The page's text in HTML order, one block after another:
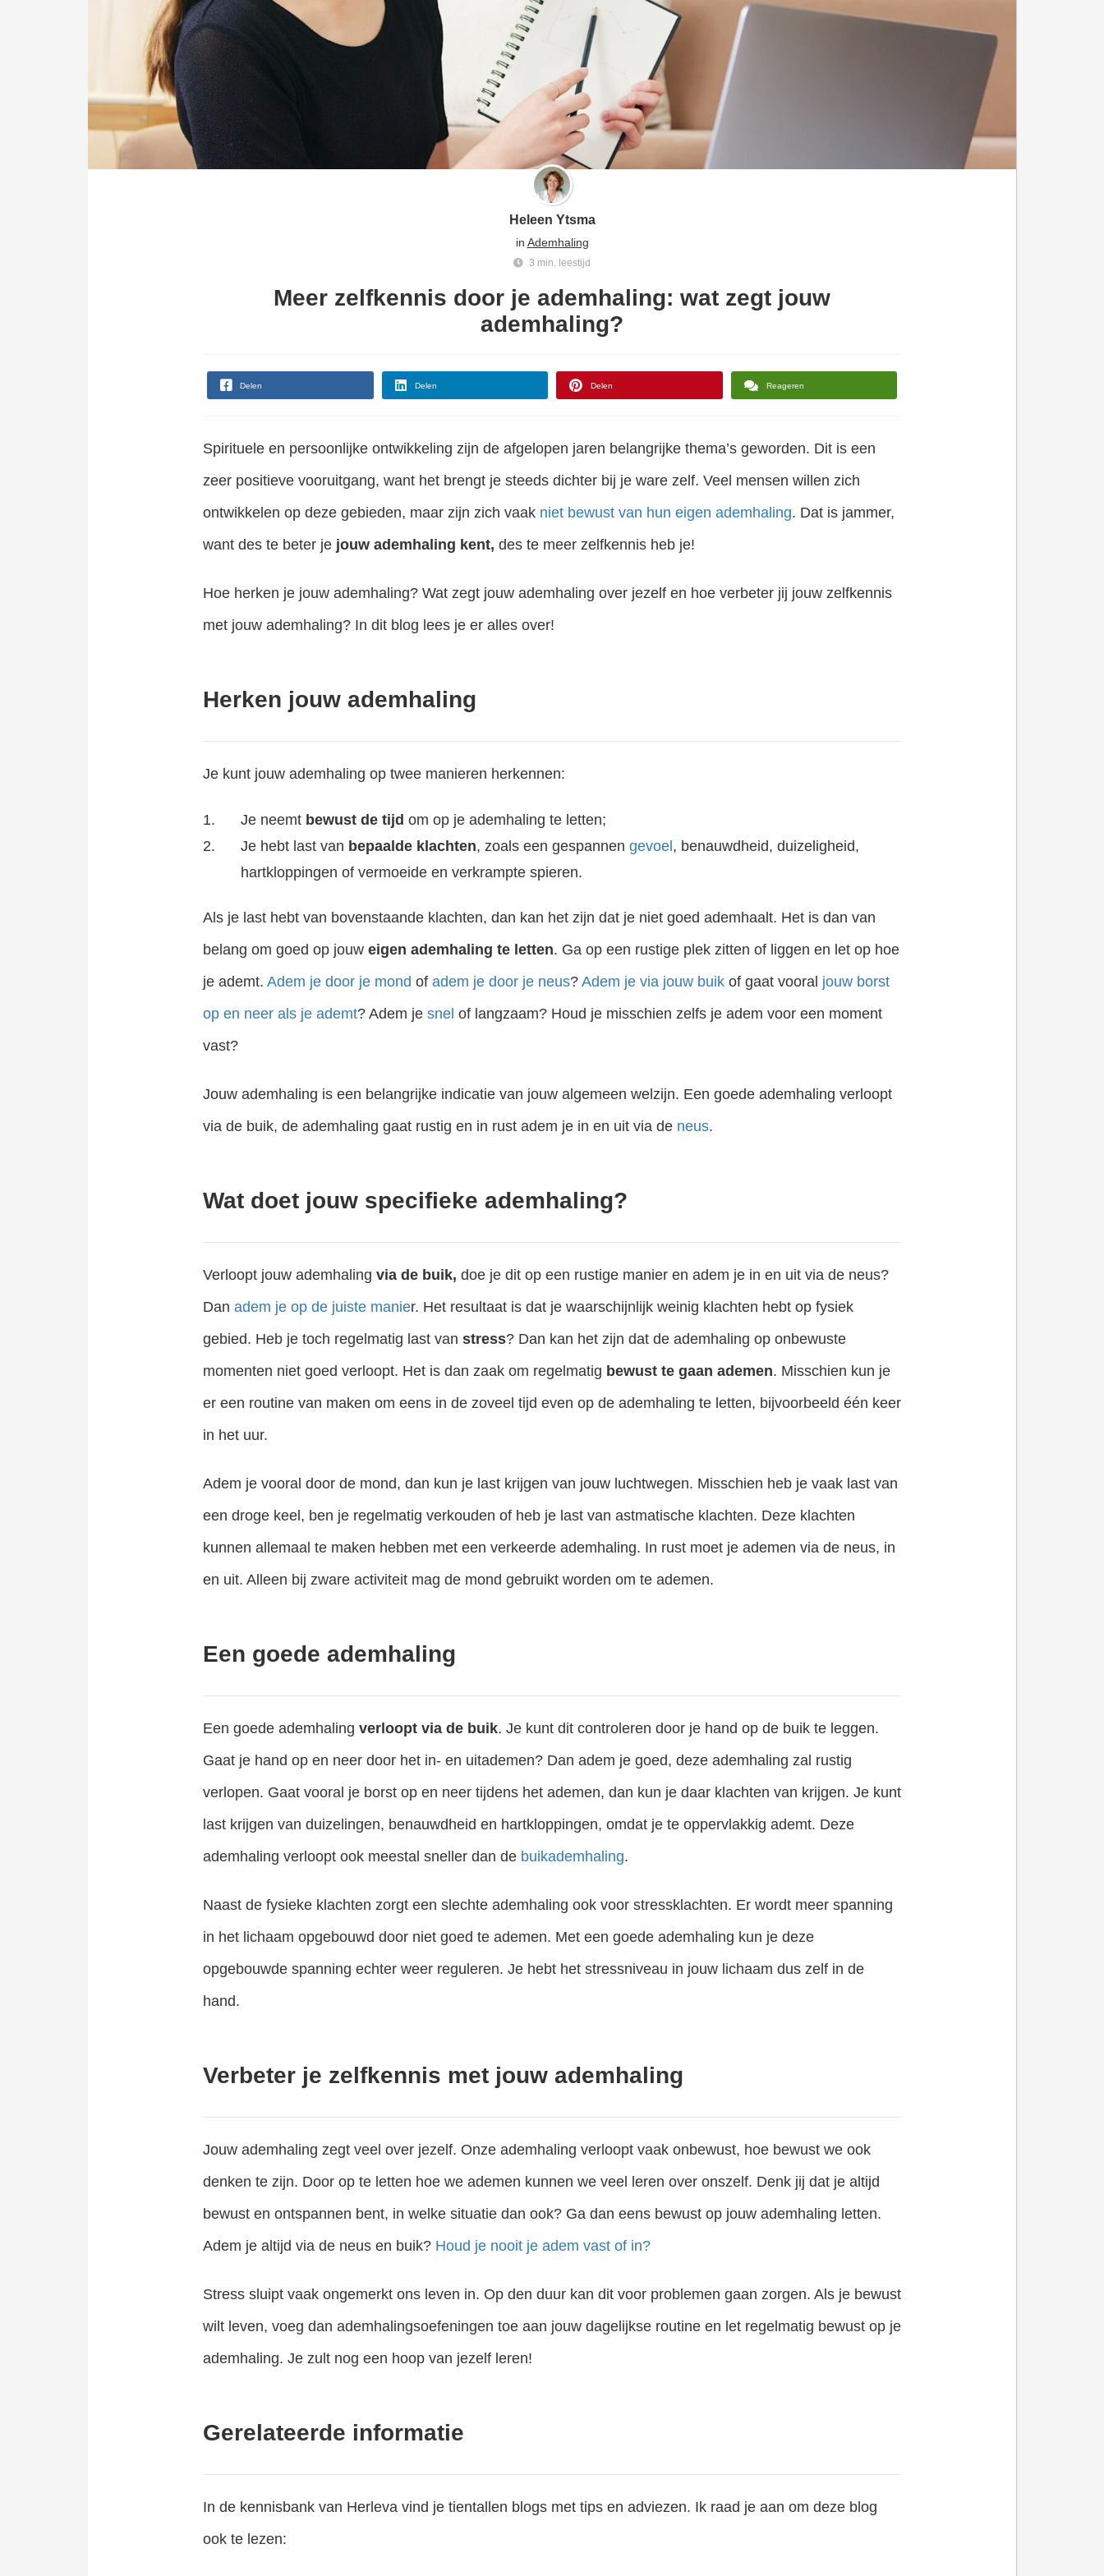
Heleen Ytsma
in Ademhaling
3 min. leestijd
Meer zelfkennis door je ademhaling: wat zegt jouw
ademhaling?
Delen Delen Delen Reageren
Spirituele en persoonlijke ontwikkeling zijn de afgelopen jaren belangrijke thema’s geworden. Dit is een
zeer positieve vooruitgang, want het brengt je steeds dichter bij je ware zelf. Veel mensen willen zich
ontwikkelen op deze gebieden, maar zijn zich vaak niet bewust van hun eigen ademhaling. Dat is jammer,
want des te beter je jouw ademhaling kent, des te meer zelfkennis heb je!
Hoe herken je jouw ademhaling? Wat zegt jouw ademhaling over jezelf en hoe verbeter jij jouw zelfkennis
met jouw ademhaling? In dit blog lees je er alles over!
Herken jouw ademhaling
Je kunt jouw ademhaling op twee manieren herkennen:
Je neemt bewust de tijdom op je ademhaling te letten;
Je hebt last van bepaalde klachten, zoals een gespannengevoel , benauwdheid, duizeligheid,
hartkloppingen of vermoeide en verkrampte spieren.
Als je last hebt van bovenstaande klachten, dan kan het zijn dat je niet goed ademhaalt. Het is dan van
belang om goed op jouw eigen ademhaling te letten. Ga op een rustige plek zitten of liggen en let op hoe
je ademt. Adem je door je mond of adem je door je neus? Adem je via jouw buik of gaat vooral jouw borst
op en neer als je ademt? Adem je snel of langzaam? Houd je misschien zelfs je adem voor een moment
vast?
Jouw ademhaling is een belangrijke indicatie van jouw algemeen welzijn. Een goede ademhaling verloopt
via de buik, de ademhaling gaat rustig en in rust adem je in en uit via de neus.
Wat doet jouw specifieke ademhaling?
Verloopt jouw ademhaling via de buik, doe je dit op een rustige manier en adem je in en uit via de neus?
Dan adem je op de juiste manier. Het resultaat is dat je waarschijnlijk weinig klachten hebt op fysiek
gebied. Heb je toch regelmatig last van stress? Dan kan het zijn dat de ademhaling op onbewuste
momenten niet goed verloopt. Het is dan zaak om regelmatig bewust te gaan ademen. Misschien kun je
er een routine van maken om eens in de zoveel tijd even op de ademhaling te letten, bijvoorbeeld één keer
in het uur.
Adem je vooral door de mond, dan kun je last krijgen van jouw luchtwegen. Misschien heb je vaak last van
een droge keel, ben je regelmatig verkouden of heb je last van astmatische klachten. Deze klachten
kunnen allemaal te maken hebben met een verkeerde ademhaling. In rust moet je ademen via de neus, in
en uit. Alleen bij zware activiteit mag de mond gebruikt worden om te ademen.
Een goede ademhaling
Een goede ademhaling verloopt via de buik. Je kunt dit controleren door je hand op de buik te leggen.
Gaat je hand op en neer door het in- en uitademen? Dan adem je goed, deze ademhaling zal rustig
verlopen. Gaat vooral je borst op en neer tijdens het ademen, dan kun je daar klachten van krijgen. Je kunt
last krijgen van duizelingen, benauwdheid en hartkloppingen, omdat je te oppervlakkig ademt. Deze
ademhaling verloopt ook meestal sneller dan de buikademhaling.
Naast de fysieke klachten zorgt een slechte ademhaling ook voor stressklachten. Er wordt meer spanning
in het lichaam opgebouwd door niet goed te ademen. Met een goede ademhaling kun je deze
opgebouwde spanning echter weer reguleren. Je hebt het stressniveau in jouw lichaam dus zelf in de
hand.
Verbeter je zelfkennis met jouw ademhaling
Jouw ademhaling zegt veel over jezelf. Onze ademhaling verloopt vaak onbewust, hoe bewust we ook
denken te zijn. Door op te letten hoe we ademen kunnen we veel leren over onszelf. Denk jij dat je altijd
bewust en ontspannen bent, in welke situatie dan ook? Ga dan eens bewust op jouw ademhaling letten.
Adem je altijd via de neus en buik? Houd je nooit je adem vast of in?
Stress sluipt vaak ongemerkt ons leven in. Op den duur kan dit voor problemen gaan zorgen. Als je bewust
wilt leven, voeg dan ademhalingsoefeningen toe aan jouw dagelijkse routine en let regelmatig bewust op je
ademhaling. Je zult nog een hoop van jezelf leren!
Gerelateerde informatie
In de kennisbank van Herleva vind je tientallen blogs met tips en adviezen. Ik raad je aan om deze blog
ook te lezen: